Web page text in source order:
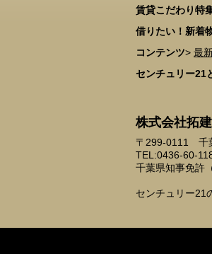
賃貸こだわり特
借りたい！新着
コンテンツ> 最
センチュリー21
株式会社拓建
〒299-0111 千
TEL:0436-60-
千葉県知事免許
センチュリー21